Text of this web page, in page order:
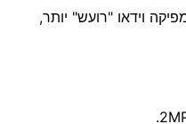
וידאו "רועש" יותר,